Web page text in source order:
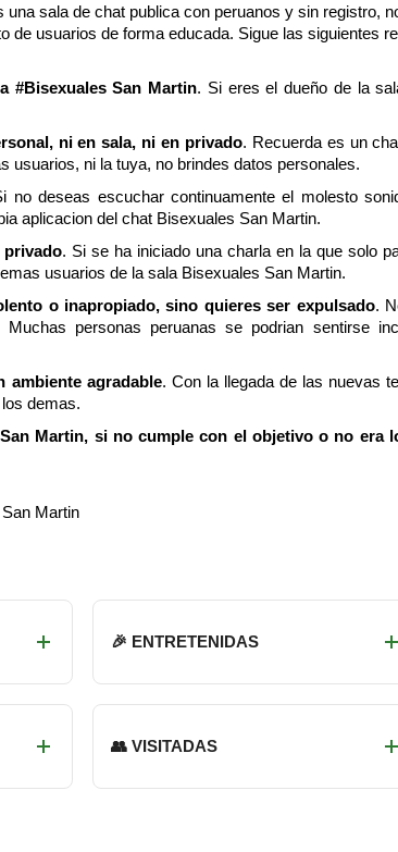
sala de chat publica con peruanos y sin registro,
de usuarios de forma educada. Sigue las siguientes
#Bisexuales San Martin. Si eres el dueño de la
ni en sala, ni en privado. Recuerda es un
usuarios, ni la tuya, no brindes datos personales.
no deseas escuchar continuamente el molesto
aplicacion del chat Bisexuales San Martin.
privado. Si se ha iniciado una charla en la que solo
usuarios de la sala Bisexuales San Martin.
o inapropiado, sino quieres ser expulsado.
Muchas personas peruanas se podrian sentirse
ambiente agradable. Con la llegada de las nuevas
demas.
Martin, si no cumple con el objetivo o no era
Martin
🎉 ENTRETENIDAS
👥 VISITADAS